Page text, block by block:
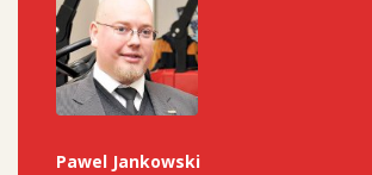
Pawel Jankowski